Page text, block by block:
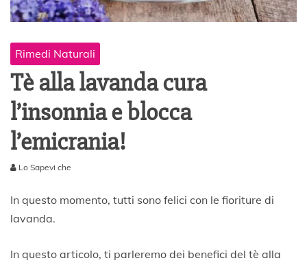
Rimedi Naturali
Tè alla lavanda cura
l’insonnia e blocca
l’emicrania!
4
u
l
Lo Sapevi che
In questo momento, tutti sono felici con le fioriture di
lavanda.
In questo articolo, ti parleremo dei benefici del tè alla